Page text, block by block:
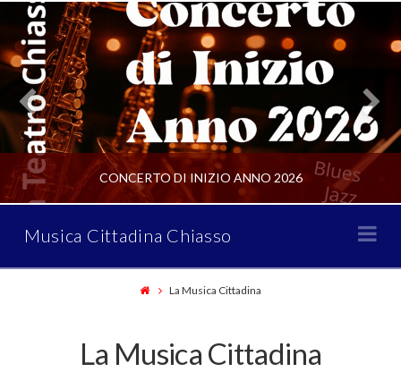
CONCERTO DI INIZIO ANNO 2026
CONCERTI CSO
Musica
Cittadina
Chiasso
Musica Cittadina Chiasso
La Musica Cittadina
La Musica Cittadina